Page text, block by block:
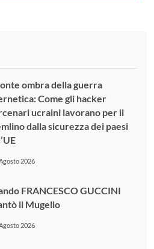
ombra della guerra
Come gli hacker
ucraini lavorano per il
dalla sicurezza dei paesi
2026
FRANCESCO GUCCINI
il Mugello
2026